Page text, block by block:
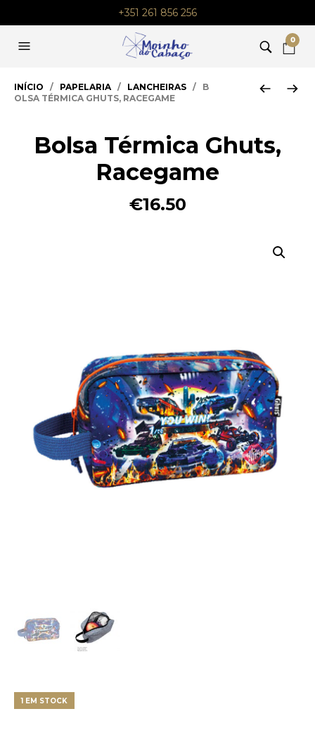
+351 261 856 256
0
INÍCIO / PAPELARIA/ LANCHEIRAS / B
OLSA TÉRMICA GHUTS, RACEGAME
Bolsa Térmica Ghuts,
Racegame
€16.50
1 EM STOCK